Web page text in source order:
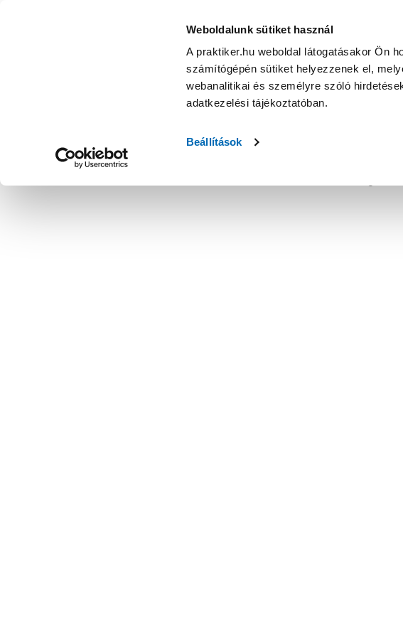
Weboldalunk sütiket használ
A praktiker.hu weboldal látogatásakor Ön
számítógépén sütiket helyezzenek el,
webanalitikai és személyre szóló
adatkezelési tájékoztatóban.
Beállítások